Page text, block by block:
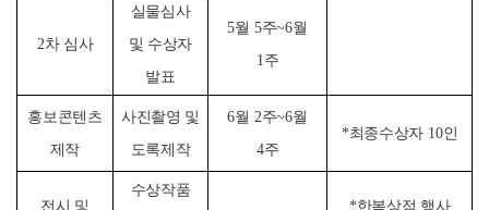
2차 심사
실물심사
및 수상자
발표
5월 5주~6월
1주
홍보콘텐츠
제작
사진촬영 및
도록제작
6월 2주~6월
4주
*최종수상자 10인
전시 및
수상작품
*한복상점 행사